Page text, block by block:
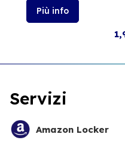
Più info
Servizi
Amazon Locker